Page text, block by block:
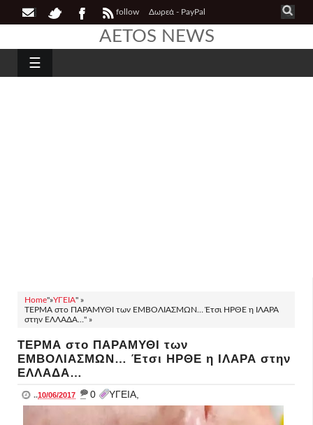
follow Δωρεά - PayPal
AETOS NEWS
☰
Home"»ΥΓΕΙΑ" »
ΤΕΡΜΑ στο ΠΑΡΑΜΥΘΙ των ΕΜΒΟΛΙΑΣΜΩΝ… Έτσι ΗΡΘΕ η ΙΛΑΡΑ
στην ΕΛΛΑΔΑ…" »
ΤΕΡΜΑ στο ΠΑΡΑΜΥΘΙ των
ΕΜΒΟΛΙΑΣΜΩΝ… Έτσι ΗΡΘΕ η ΙΛΑΡΑ στην
ΕΛΛΑΔΑ…
..10/06/2017 _ 0 ΥΓΕΙΑ,